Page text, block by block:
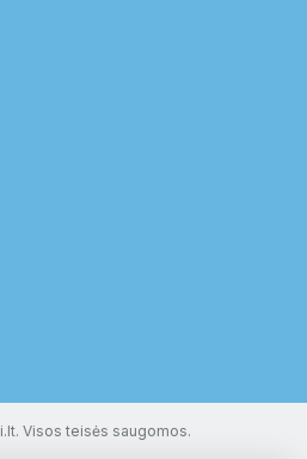
Visos teisės saugomos.